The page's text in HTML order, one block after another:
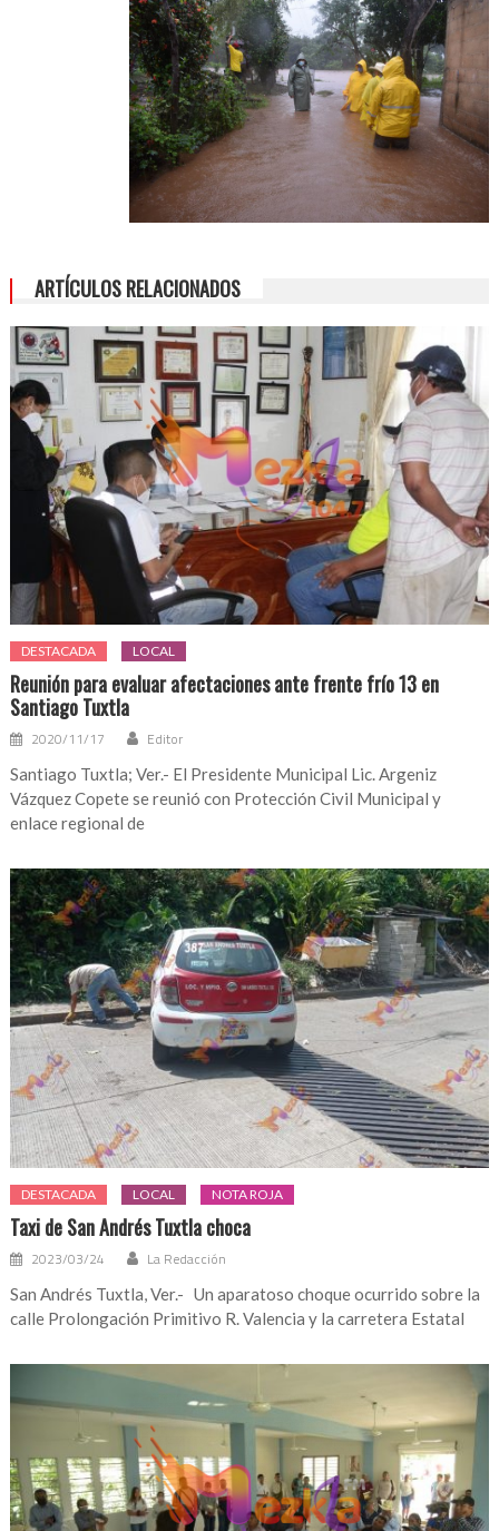
ARTÍCULOS RELACIONADOS
DESTACADA LOCAL
Reunión para evaluar afectaciones ante frente frío 13 en
Santiago Tuxtla
2020/11/17 Editor
Santiago Tuxtla; Ver.- El Presidente Municipal Lic. Argeniz
Vázquez Copete se reunió con Protección Civil Municipal y
enlace regional de
DESTACADA LOCAL NOTA ROJA
Taxi de San Andrés Tuxtla choca
2023/03/24 La Redacción
San Andrés Tuxtla, Ver.- Un aparatoso choque ocurrido sobre la
calle Prolongación Primitivo R. Valencia y la carretera Estatal